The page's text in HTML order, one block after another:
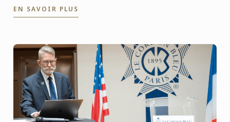
les ...
EN SAVOIR PLUS